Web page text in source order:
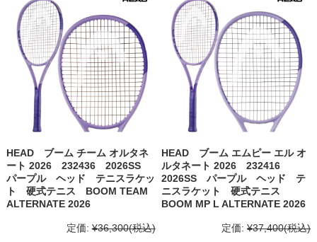
HEAD ブーム チーム オルタネ
ート 2026 232436 2026SS
パープル ヘッド テニスラケッ
ト 硬式テニス BOOM TEAM
ALTERNATE 2026
定価: ¥36,300(税込)
HEAD ブーム エムピー エル オ
ルタネート 2026 232416
2026SS パープル ヘッド テ
ニスラケット 硬式テニス
BOOM MP L ALTERNATE 2026
定価: ¥37,400(税込)